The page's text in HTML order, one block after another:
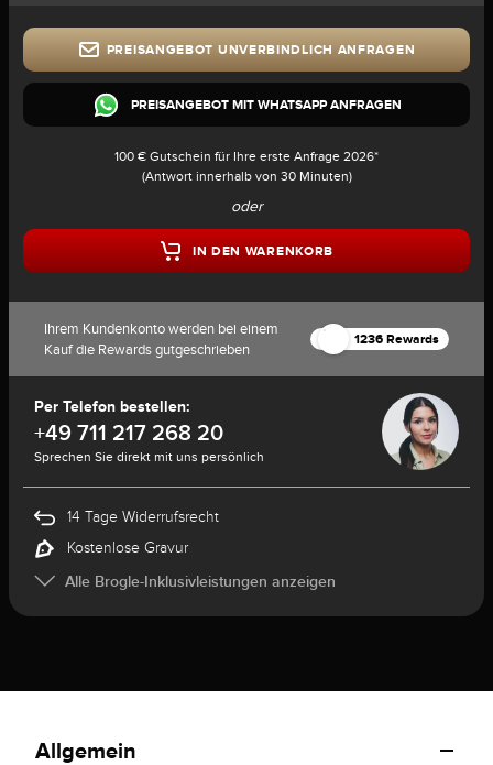
PREISANGEBOT UNVERBINDLICH ANFRAGEN
PREISANGEBOT MIT WHATSAPP ANFRAGEN
100 € Gutschein für Ihre erste Anfrage 2026*
(Antwort innerhalb von 30 Minuten)
oder
IN DEN WARENKORB
Ihrem Kundenkonto werden bei einem
Kauf die Rewards gutgeschrieben
1236 Rewards
Per Telefon bestellen:
+49 711 217 268 20
Sprechen Sie direkt mit uns persönlich
14 Tage Widerrufsrecht
Kostenlose Gravur
Alle Brogle-Inklusivleistungen anzeigen
Allgemein